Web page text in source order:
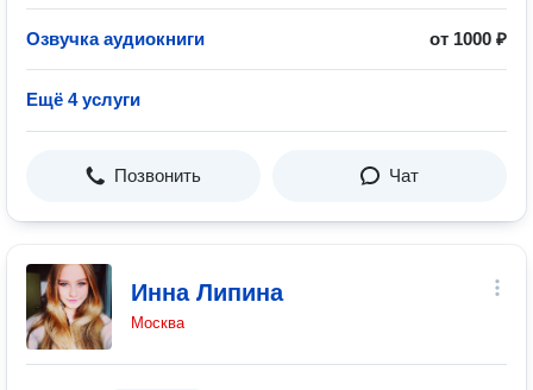
Озвучка аудиокниги от 1000 ₽
Ещё 4 услуги
Позвонить Чат
Инна Липина
Москва